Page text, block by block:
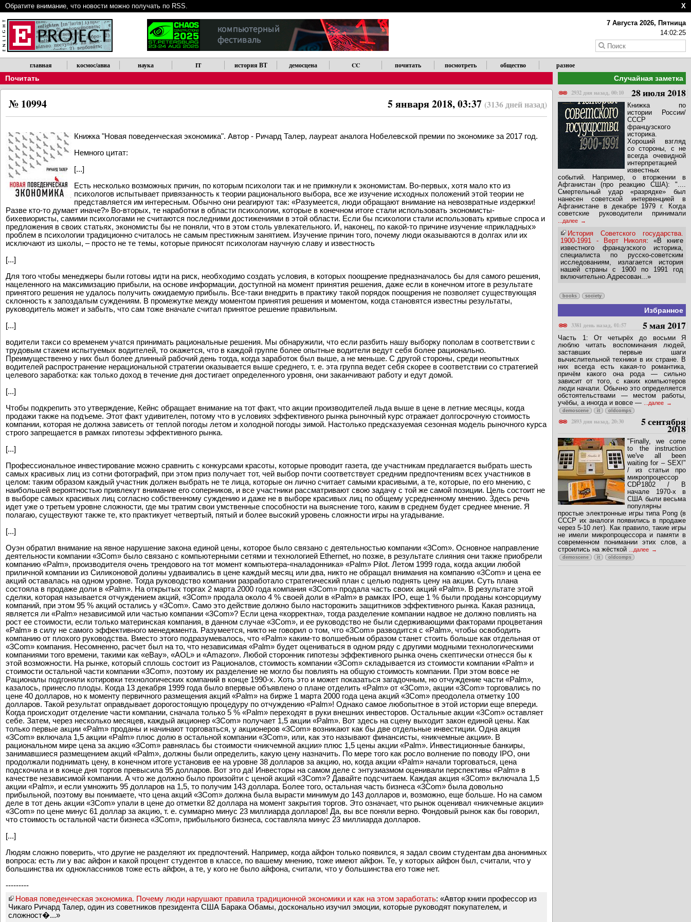
Обратите внимание, что новости можно получать по RSS. X
7 Августа 2026, Пятница
14:02:25
главная космос/авиа наука IT история ВТ демосцена CC почитать посмотреть общество разное
Почитать
5 января 2018, 03:37 (3136 дней назад)
№ 10994
Книжка "Новая поведенческая экономика". Автор - Ричард Талер, лауреат аналога Нобелевской премии по экономике за 2017 год.
Немного цитат:
[...]
Есть несколько возможных причин, по которым психологи так и не примкнули к экономистам. Во-первых, хотя мало кто из
психологов испытывает привязанность к теории рационального выбора, все же изучение исходных положений этой теории не
представляется им интересным. Обычно они реагируют так: «Разумеется, люди обращают внимание на невозвратные издержки!
Разве кто-то думает иначе?» Во-вторых, те наработки в области психологии, которые в конечном итоге стали использовать экономисты-
бихевиористы, самими психологами не считаются последними достижениями в этой области. Если бы психологи стали использовать кривые спроса и
предложения в своих статьях, экономисты бы не поняли, что в этом столь увлекательного. И, наконец, по какой-то причине изучение «прикладных»
проблем в психологии традиционно считалось не самым престижным занятием. Изучение причин того, почему люди оказываются в долгах или их
исключают из школы, – просто не те темы, которые приносят психологам научную славу и известность
[...]
Для того чтобы менеджеры были готовы идти на риск, необходимо создать условия, в которых поощрение предназначалось бы для самого решения,
нацеленного на максимизацию прибыли, на основе информации, доступной на момент принятия решения, даже если в конечном итоге в результате
принятого решения не удалось получить ожидаемую прибыль. Все-таки внедрить в практику такой порядок поощрения не позволяет существующая
склонность к запоздалым суждениям. В промежутке между моментом принятия решения и моментом, когда становятся известны результаты,
руководитель может и забыть, что сам тоже вначале считал принятое решение правильным.
[...]
водители такси со временем учатся принимать рациональные решения. Мы обнаружили, что если разбить нашу выборку пополам в соответствии с
трудовым стажем испытуемых водителей, то окажется, что в каждой группе более опытные водители ведут себя более рационально.
Преимущественно у них был более длинный рабочий день тогда, когда заработок был выше, а не меньше. С другой стороны, среди неопытных
водителей распространение нерациональной стратегии оказывается выше среднего, т. е. эта группа ведет себя скорее в соответствии со стратегией
целевого заработка: как только доход в течение дня достигает определенного уровня, они заканчивают работу и едут домой.
[...]
Чтобы подкрепить это утверждение, Кейнс обращает внимание на тот факт, что акции производителей льда выше в цене в летние месяцы, когда
продажи также на подъеме. Этот факт удивителен, потому что в условиях эффективного рынка рыночный курс отражает долгосрочную стоимость
компании, которая не должна зависеть от теплой погоды летом и холодной погоды зимой. Настолько предсказуемая сезонная модель рыночного курса
строго запрещается в рамках гипотезы эффективного рынка.
[...]
Профессиональное инвестирование можно сравнить с конкурсами красоты, которые проводит газета, где участникам предлагается выбрать шесть
самых красивых лиц из сотни фотографий, при этом приз получает тот, чей выбор почти соответствует средним предпочтениям всех участников в
целом: таким образом каждый участник должен выбрать не те лица, которые он лично считает самыми красивыми, а те, которые, по его мнению, с
наибольшей вероятностью привлекут внимание его соперников, и все участники рассматривают свою задачу с той же самой позиции. Цель состоит не
в выборе самых красивых лиц согласно собственному суждению и даже не в выборе красивых лиц по общему усредненному мнению. Здесь речь
идет уже о третьем уровне сложности, где мы тратим свои умственные способности на выяснение того, каким в среднем будет среднее мнение. Я
полагаю, существуют также те, кто практикует четвертый, пятый и более высокий уровень сложности игры на угадывание.
[...]
Оуэн обратил внимание на явное нарушение закона единой цены, которое было связано с деятельностью компании «3Com». Основное направление
деятельности компании «3Com» было связано с компьютерными сетями и технологией Ethernet, но позже, в результате слияния они также приобрели
компанию «Palm», производителя очень трендового на тот момент компьютера-«наладонника» «Palm» Pilot. Летом 1999 года, когда акции любой
приличной компании из Силиконовой долины удваивались в цене каждый месяц или два, никто не обращал внимания на компанию «3Com» и цена ее
акций оставалась на одном уровне. Тогда руководство компании разработало стратегический план с целью поднять цену на акции. Суть плана
состояла в продаже доли в «Palm». На открытых торгах 2 марта 2000 года компания «3Com» продала часть своих акций «Palm». В результате этой
сделки, которая называется отчуждением акций, «3Com» продала около 4 % своей доли в «Palm» в рамках IPO, еще 1 % были проданы консорциуму
компаний, при этом 95 % акций остались у «3Com». Само это действие должно было насторожить защитников эффективного рынка. Какая разница,
является ли «Palm» независимой или частью компании «3Com»? Если цена «корректна», тогда разделение компании надвое не должно повлиять на
рост ее стоимости, если только материнская компания, в данном случае «3Com», и ее руководство не были сдерживающими факторами процветания
«Palm» в силу не самого эффективного менеджмента. Разумеется, никто не говорил о том, что «3Com» разводится с «Palm», чтобы освободить
компанию от плохого руководства. Вместо этого подразумевалось, что «Palm» каким-то волшебным образом станет стоить больше как отдельная от
«3Com» компания. Несомненно, расчет был на то, что независимая «Palm» будет оцениваться в одном ряду с другими модными технологическими
компаниями того времени, такими как «eBay», «AOL» и «Amazon». Любой сторонник гипотезы эффективного рынка очень скептически отнесся бы к
этой возможности. На рынке, который сплошь состоит из Рационалов, стоимость компании «3Com» складывается из стоимости компании «Palm» и
стоимости остальной части компании «3Com», поэтому их разделение не могло бы повлиять на общую стоимость компании. При этом вовсе не
Рационалы подгоняли котировки технологических компаний в конце 1990-х. Хоть это и может показаться загадочным, но отчуждение части «Palm»,
казалось, принесло плоды. Когда 13 декабря 1999 года было впервые объявлено о плане отделить «Palm» от «3Com», акции «3Com» торговались по
цене 40 долларов, но к моменту первичного размещения акций «Palm» на бирже 1 марта 2000 года цена акций «3Com» преодолела отметку 100
долларов. Такой результат оправдывает дорогостоящую процедуру по отчуждению «Palm»! Однако самое любопытное в этой истории еще впереди.
Когда происходит отделение части компании, сначала только 5 % «Palm» переходят в руки внешних инвесторов. Остальные акции «3Com» оставляет
себе. Затем, через несколько месяцев, каждый акционер «3Com» получает 1,5 акции «Palm». Вот здесь на сцену выходит закон единой цены. Как
только первые акции «Palm» проданы и начинают торговаться, у акционеров «3Com» возникают как бы две отдельные инвестиции. Одна акция
«3Com» включала 1,5 акции «Palm» плюс долю в остальной компании «3Com», или, как это называют финансисты, «никчемные акции». В
рациональном мире цена за акцию «3Com» равнялась бы стоимости «никчемной акции» плюс 1,5 цены акции «Palm». Инвестиционные банкиры,
занимавшиеся размещением акций «Palm», должны были определить, какую цену назначить. По мере того как росло волнение по поводу IPO, они
продолжали поднимать цену, в конечном итоге установив ее на уровне 38 долларов за акцию, но, когда акции «Palm» начали торговаться, цена
подскочила и в конце дня торгов превысила 95 долларов. Вот это да! Инвесторы на самом деле с энтузиазмом оценивали перспективы «Palm» в
качестве независимой компании. А что же должно было произойти с ценой акций «3Com»? Давайте подсчитаем. Каждая акция «3Com» включала 1,5
акции «Palm», и если умножить 95 долларов на 1,5, то получим 143 доллара. Более того, остальная часть бизнеса «3Com» была довольно
прибыльной, поэтому вы понимаете, что цена акций «3Com» должна была вырасти минимум до 143 долларов и, возможно, еще больше. Но на самом
деле в тот день акции «3Com» упали в цене до отметки 82 доллара на момент закрытия торгов. Это означает, что рынок оценивал «никчемные акции»
«3Com» по цене минус 61 доллар за акцию, т. е. суммарно минус 23 миллиарда долларов! Да, вы все поняли верно. Фондовый рынок как бы говорил,
что стоимость остальной части бизнеса «3Com», прибыльного бизнеса, составляла минус 23 миллиарда долларов.
[...]
Людям сложно поверить, что другие не разделяют их предпочтений. Например, когда айфон только появился, я задал своим студентам два анонимных
вопроса: есть ли у вас айфон и какой процент студентов в классе, по вашему мнению, тоже имеют айфон. Те, у которых айфон был, считали, что у
большинства их одноклассников тоже есть айфон, а те, у кого не было айфона, считали, что у большинства его тоже нет.
---------
Новая поведенческая экономика. Почему люди нарушают правила традиционной экономики и как на этом заработать: «Автор книги профессор из
Чикаго Ричард Талер, один из советников президента США Барака Обамы, досконально изучил эмоции, которые руководят покупателем, и
сложност�...»
Случайная заметка
2932 дня назад, 00:10
28 июля 2018
Книжка по
истории России/
СССР
французского
историка.
Хороший взгляд
со стороны, с не
всегда очевидной
интерпретацией
известных
событий. Например, о вторжении в
Афганистан (про реакцию США): "....
Смертельный удар «разрядке» был
нанесен советской интервенцией в
Афганистане в декабре 1979 г. Когда
советские руководители принимали
...далее
История Советского государства.
1900-1991 - Верт Николя: «В книге
известного французского историка,
специалиста по русско-советским
исследованиям, излагается история
нашей страны с 1900 по 1991 год
включительно.Адресован...»
books society
Избранное
3381 день назад, 01:57
5 мая 2017
Часть 1: От четырёх до восьми Я
люблю читать воспоминания людей,
заставших первые шаги
вычислительной техники в их стране. В
них всегда есть какая-то романтика,
причём какого она рода — сильно
зависит от того, с каких компьютеров
люди начали. Обычно это определяется
обстоятельствами — местом работы,
учёбы, а иногда и вовсе —
...далее
demoscene it oldcomps
2893 дня назад, 20:30 5 сентября
2018
"Finally, we come
to the instruction
we've all been
waiting for – SEX!"
/ из статьи про
микропроцессор
CDP1802 / В
начале 1970-х в
США были весьма
популярны
простые электронные игры типа Pong (в
СССР их аналоги появились в продаже
через 5-10 лет). Как правило, такие игры
не имели микропроцессора и памяти в
современном понимании этих слов, а
строились на жёсткой
...далее
demoscene it oldcomps